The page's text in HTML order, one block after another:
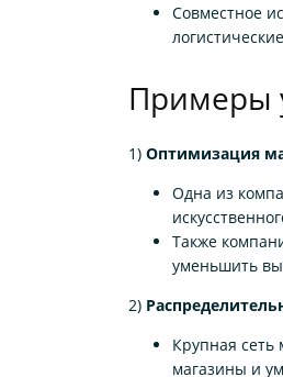
Совместное
Примеры
1) Оптимизация
Одна из
Также
уменьшить
2)
Крупная сеть
магазины и